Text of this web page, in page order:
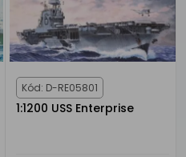
Kód: D-RE05801
1:1200 USS Enterprise